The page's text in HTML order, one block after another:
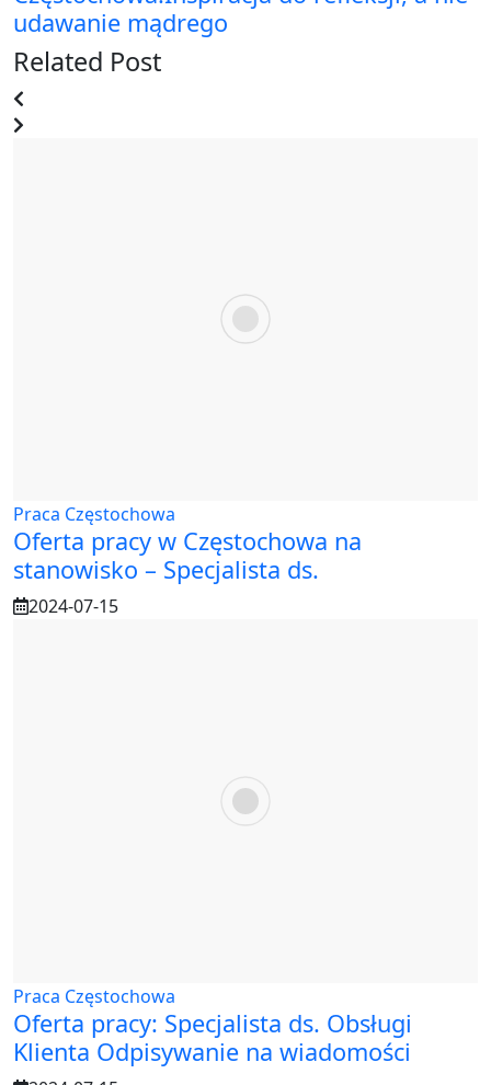
udawanie mądrego
Related Post
Praca Częstochowa
Oferta pracy w Częstochowa na
stanowisko – Specjalista ds.
2024-07-15
Praca Częstochowa
Oferta pracy: Specjalista ds. Obsługi
Klienta Odpisywanie na wiadomości